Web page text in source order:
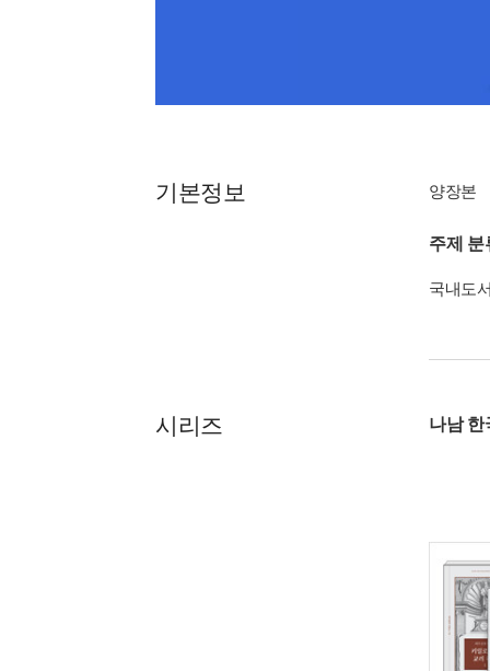
기본정보 양장본
주제 분
국내도
시리즈 나남 한